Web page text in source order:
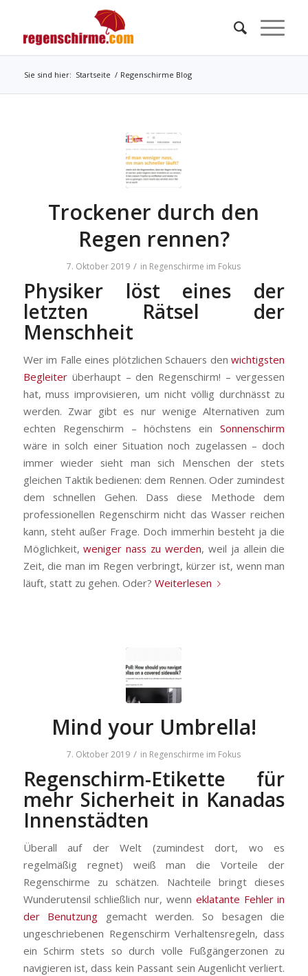
Sie sind hier: Startseite / Regenschirme Blog
Trockener durch den
Regen rennen?
7. Oktober 2019 / in Regenschirme im Fokus
Physiker löst eines der
letzten Rätsel der
Menschheit
Wer im Falle eines plötzlichen Schauers denwichtigsten
Begleiterüberhaupt – den Regenschirm! – vergessen
hat, muss improvisieren, um nicht völlig durchnässt zu
werden. Zwar gibt es nur wenige Alternativen zum
echten Regenschirm – höchstens einSonnenschirm
wäre in solch einer Situation noch zugelassen – doch
immer wieder sieht man sich Menschen der stets
gleichen Taktik bedienen: dem Rennen. Oder zumindest
dem schnellen Gehen. Dass diese Methode dem
professionellen Regenschirm nicht das Wasser reichen
kann, steht außer Frage. Doch immerhin besteht ja die
Möglichkeit,weniger nass zu werden, weil ja allein die
Zeit, die man im Regen verbringt, kürzer ist, wenn man
läuft, statt zu gehen. Oder? Weiterlesen
Mind your Umbrella!
7. Oktober 2019 / in Regenschirme im Fokus
Regenschirm-Etikette für
mehr Sicherheit in Kanadas
Innenstädten
Überall auf der Welt (zumindest dort, wo es
regelmäßig regnet) weiß man die Vorteile der
Regenschirme zu schätzen. Nachteile bringt dieses
Wunderutensil schließlich nur, wenn eklatante Fehler in
der Benutzung gemacht werden. So besagen die
ungeschriebenen Regenschirm Verhaltensregeln, dass
ein Schirm stets so durch volle Fußgängerzonen zu
navigieren ist, dass kein Passant sein Augenlicht verliert.